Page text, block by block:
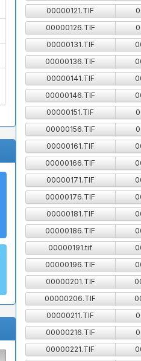
00000121.TIF
00000126.TIF
00000131.TIF
00000136.TIF
00000141.TIF
00000146.TIF
00000151.TIF
00000156.TIF
00000161.TIF
00000166.TIF
00000171.TIF
00000176.TIF
00000181.TIF
00000186.TIF
00000191.tif
00000196.TIF
00000201.TIF
00000206.TIF
00000211.TIF
00000216.TIF
00000221.TIF